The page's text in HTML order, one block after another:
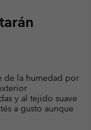
de la humedad por
y al tejido suave
a gusto aunque